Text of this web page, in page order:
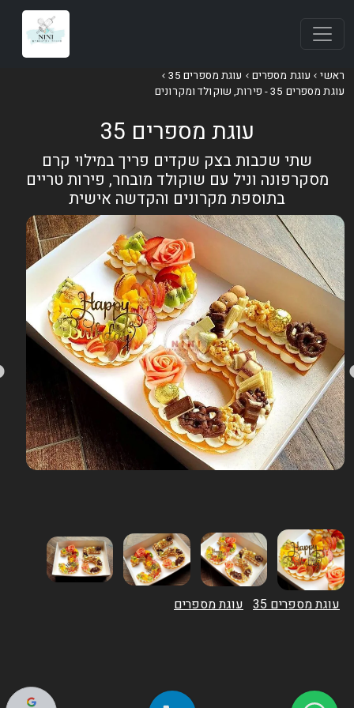
ראשי עוגת מספרים
עוגת מספרים 35
עוגת מספרים 35 - פירות, שוקולד ומקרונים
עוגת מספרים 35
שתי שכבות בצק שקדים פריך במילוי קרם
מסקרפונה וניל עם שוקולד מובחר, פירות טריים
בתוספת מקרונים והקדשה אישית
עוגת מספרים 35 עוגת מספרים